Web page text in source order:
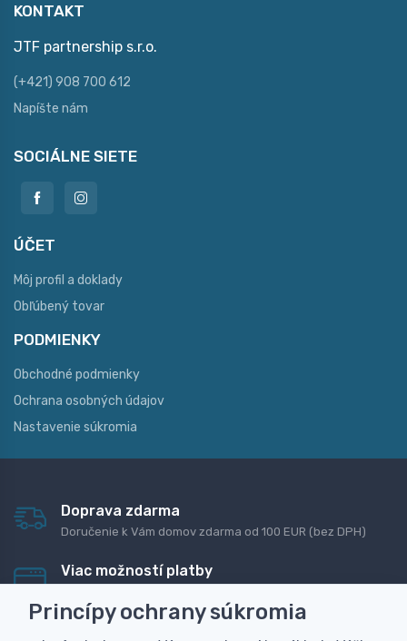
KONTAKT
JTF partnership s.r.o.
(+421) 908 700 612
Napíšte nám
SOCIÁLNE SIETE
ÚČET
Môj profil a doklady
Obľúbený tovar
PODMIENKY
Obchodné podmienky
Ochrana osobných údajov
Nastavenie súkromia
Doprava zdarma
Doručenie k Vám domov zdarma od 100 EUR (bez DPH)
Viac možností platby
dobierku
Princípy ochrany súkromia